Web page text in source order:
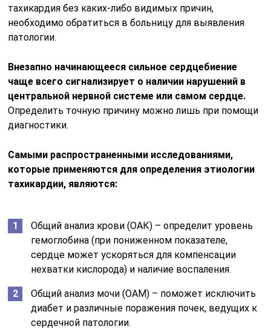
тахикардия без каких-либо видимых причин,
необходимо обратиться в больницу для выявления
патологии.
Внезапно начинающееся сильное сердцебиение
чаще всего сигнализирует о наличии нарушений в
центральной нервной системе или самом сердце.
Определить точную причину можно лишь при помощи
диагностики.
Самыми распространенными исследованиями,
которые применяются для определения этиологии
тахикардии, являются:
Общий анализ крови (ОАК) – определит уровень
гемоглобина (при пониженном показателе,
сердце может ускоряться для компенсации
нехватки кислорода) и наличие воспаления.
Общий анализ мочи (ОАМ) – поможет исключить
диабет и различные поражения почек, ведущих к
сердечной патологии.